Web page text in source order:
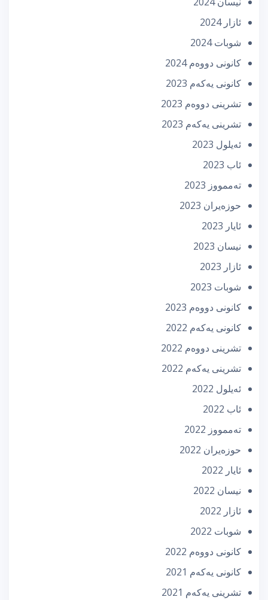
ئازار 2024
شوبات 2024
كانونی دووه‌م 2024
كانونی یه‌كه‌م 2023
تشرینی دووه‌م 2023
تشرینی یه‌كه‌م 2023
ئه‌یلول 2023
ئاب 2023
تەممووز 2023
حوزه‌یران 2023
ئایار 2023
نیسان 2023
ئازار 2023
شوبات 2023
كانونی دووه‌م 2023
كانونی یه‌كه‌م 2022
تشرینی دووه‌م 2022
تشرینی یه‌كه‌م 2022
ئه‌یلول 2022
ئاب 2022
تەممووز 2022
حوزه‌یران 2022
ئایار 2022
نیسان 2022
ئازار 2022
شوبات 2022
كانونی دووه‌م 2022
كانونی یه‌كه‌م 2021
تشرینی یه‌كه‌م 2021